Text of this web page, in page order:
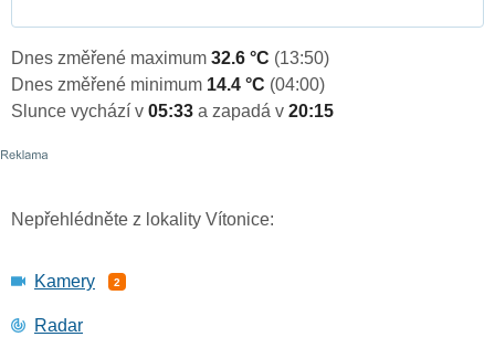
Dnes změřené maximum 32.6 °C (13:50)
Dnes změřené minimum 14.4 °C (04:00)
Slunce vychází v 05:33 a zapadá v 20:15
Nepřehlédněte z lokality Vítonice:
Kamery 2
Radar